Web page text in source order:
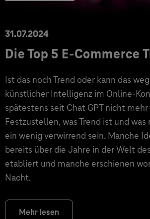
31.07.2024
Die Top 5 E-Commerce
Ist das noch Trend oder kann das
künstlicher Intelligenz im Online-
spätestens seit Chat GPT nicht
Festzustellen, was Trend ist und was
ein wenig verwirrend sein. Manche
bereits über die Jahre in der Welt
etabliert und manche erschienen
Nacht.
Mehr lesen